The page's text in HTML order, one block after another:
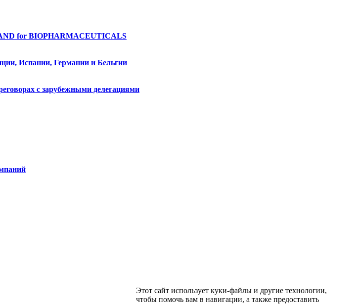
for BIOPHARMACEUTICALS
Испании, Германии и Бельгии
с зарубежными делегациями
Этот сайт использует куки-файлы и другие технологии,
чтобы помочь вам в навигации, а также предоставить